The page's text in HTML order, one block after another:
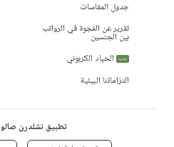
جدول المقاسات
تقرير عن الفجوة في الرواتب
بين الجنسين
جديد
الحياد الكربوني
التزاماتنا البيئية
تطبيق تشلدرن